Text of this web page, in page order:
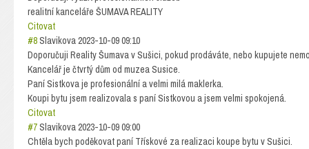
realitní kanceláře ŠUMAVA REALITY
Citovat
#8Slavikova2023-10-09 09:10
Doporučuji Reality Šumava v Sušici, pokud prodáváte, nebo kupujete
Kancelář je čtvrtý dům od muzea Susice.
Paní Sistkova je profesionální a velmi milá maklerka.
Koupi bytu jsem realizovala s paní Sistkovou a jsem velmi spokojená.
Citovat
#7Slavikova2023-10-09 09:00
Chtěla bych poděkovat paní Třískové za realizaci koupe bytu v Sušici.